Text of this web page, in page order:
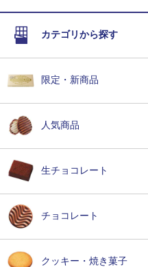
カテゴリから探す
限定・新商品
人気商品
生チョコレート
チョコレート
クッキー・焼き菓子